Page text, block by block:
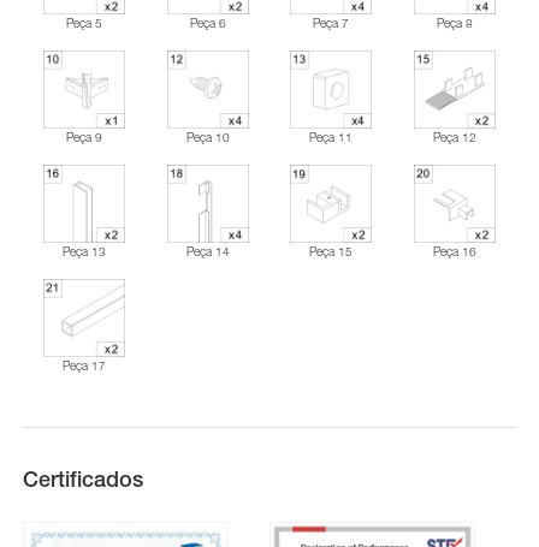
Peça 5 Peça 6 Peça 7 Peça 8
Peça 9 Peça 10 Peça 11 Peça 12
Peça 13 Peça 14 Peça 15 Peça 16
Peça 17
Certificados